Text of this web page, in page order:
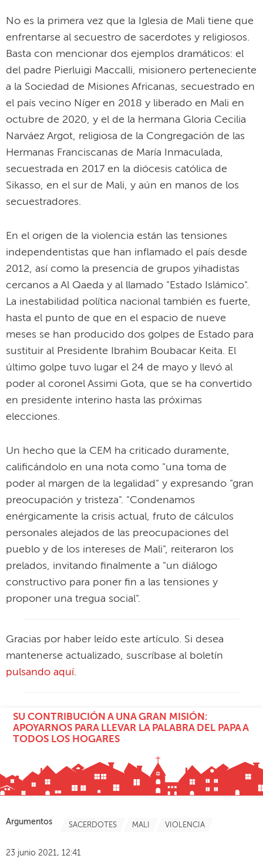
No es la primera vez que la Iglesia de Mali tiene que
enfrentarse al secuestro de sacerdotes y religiosos.
Basta con mencionar dos ejemplos dramáticos: el
del padre Pierluigi Maccalli, misionero perteneciente
a la Sociedad de Misiones Africanas, secuestrado en
el país vecino Níger en 2018 y liberado en Mali en
octubre de 2020, y el de la hermana Gloria Cecilia
Narváez Argot, religiosa de la Congregación de las
Hermanas Franciscanas de María Inmaculada,
secuestrada en 2017 en la diócesis católica de
Sikasso, en el sur de Mali, y aún en manos de los
secuestradores.
En el origen de la violencia están las tensiones
independentistas que han inflamado el país desde
2012, así como la presencia de grupos yihadistas
cercanos a Al Qaeda y al llamado "Estado Islámico".
La inestabilidad política nacional también es fuerte,
hasta el punto de que en el espacio de nueve
meses se han producido dos golpes de Estado para
sustituir al Presidente Ibrahim Boubacar Keita. El
último golpe tuvo lugar el 24 de mayo y llevó al
poder al coronel Assimi Gota, que se ha convertido
en presidente interino hasta las próximas
elecciones.
Un hecho que la CEM ha criticado duramente,
calificándolo en una nota como "una toma de
poder al margen de la legalidad" y expresando "gran
preocupación y tristeza". "Condenamos
enérgicamente la crisis actual, fruto de cálculos
personales alejados de las preocupaciones del
pueblo y de los intereses de Mali", reiteraron los
prelados, invitando finalmente a "un diálogo
constructivo para poner fin a las tensiones y
proponer una tregua social".
Gracias por haber leído este artículo. Si desea
mantenerse actualizado, suscríbase al boletín
pulsando aquí.
SU CONTRIBUCIÓN A UNA GRAN MISIÓN:
APOYARNOS PARA LLEVAR LA PALABRA DEL PAPA A
TODOS LOS HOGARES
Argumentos SACERDOTES MALI VIOLENCIA
23 junio 2021, 12:41